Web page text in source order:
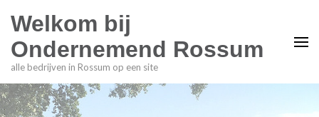
Welkom bij
Ondernemend Rossum
alle bedrijven in Rossum op een site